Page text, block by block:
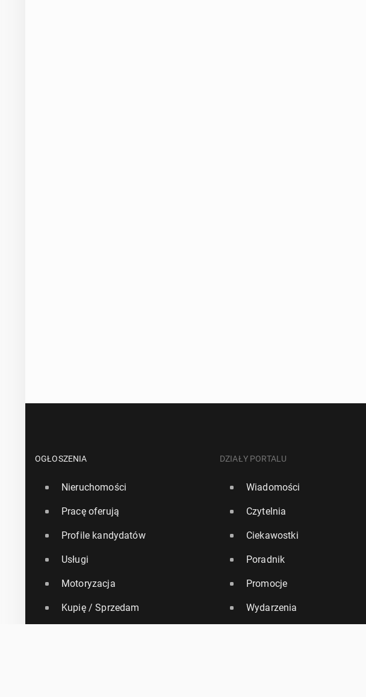
OGŁOSZENIA
Nieruchomości
Pracę oferują
Profile kandydatów
Usługi
Motoryzacja
Kupię / Sprzedam
DZIAŁY PORTALU
Wiadomości
Czytelnia
Ciekawostki
Poradnik
Promocje
Wydarzenia